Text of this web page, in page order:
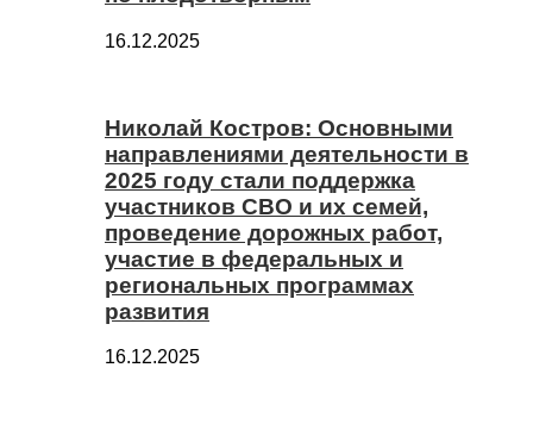
16.12.2025
Николай Костров: Основными
направлениями деятельности в
2025 году стали поддержка
участников СВО и их семей,
проведение дорожных работ,
участие в федеральных и
региональных программах
развития
16.12.2025